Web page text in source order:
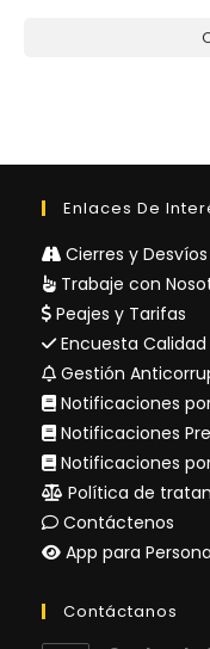
Enlaces De
Cierres y Desvíos
Trabaje con
Peajes y Tarifas
Encuesta Calidad
Gestión
Notificaciones
Notificaciones
Notificaciones
Política de
Contáctenos
App para
Contáctanos